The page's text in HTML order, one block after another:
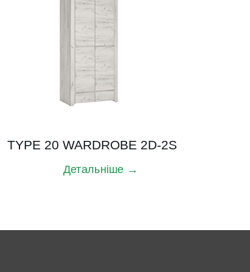
TYPE 20 WARDROBE 2D-2S
Детальніше →